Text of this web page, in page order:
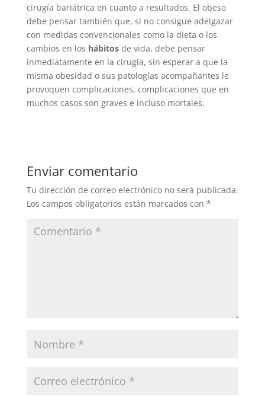
cirugía bariátrica en cuanto a resultados. El obeso
debe pensar también que, si no consigue adelgazar
con medidas convencionales como la dieta o los
cambios en los hábitosde vida, debe pensar
inmediatamente en la cirugía, sin esperar a que la
misma obesidad o sus patologías acompañantes le
provoquen complicaciones, complicaciones que en
muchos casos son graves e incluso mortales.
Enviar comentario
Tu dirección de correo electrónico no será publicada.
Los campos obligatorios están marcados con *